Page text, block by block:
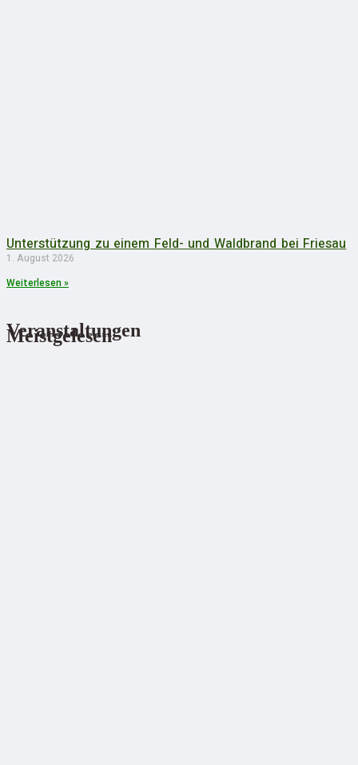
Unterstützung zu einem Feld- und Waldbrand bei Friesau
1. August 2026
Weiterlesen »
Veranstaltungen
Meistgelesen